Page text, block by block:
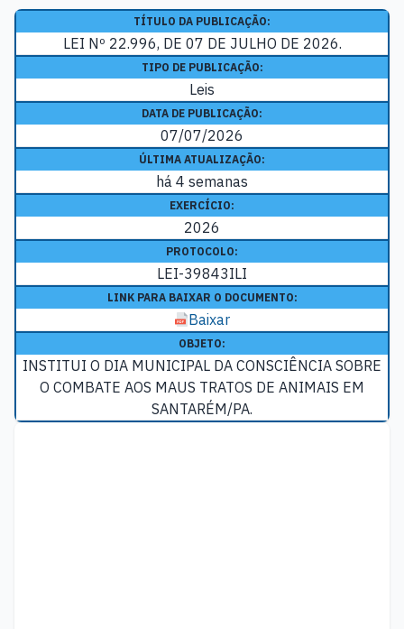
TÍTULO DA PUBLICAÇÃO:
LEI Nº 22.996, DE 07 DE JULHO DE 2026.
TIPO DE PUBLICAÇÃO:
Leis
DATA DE PUBLICAÇÃO:
07/07/2026
ÚLTIMA ATUALIZAÇÃO:
há 4 semanas
EXERCÍCIO:
2026
PROTOCOLO:
LEI-39843ILI
LINK PARA BAIXAR O DOCUMENTO:
Baixar
OBJETO:
INSTITUI O DIA MUNICIPAL DA CONSCIÊNCIA SOBRE
O COMBATE AOS MAUS TRATOS DE ANIMAIS EM
SANTARÉM/PA.